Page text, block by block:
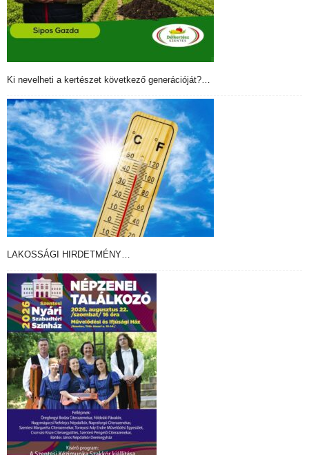
Ki nevelheti a kertészet következő generációját?…
LAKOSSÁGI HIRDETMÉNY…